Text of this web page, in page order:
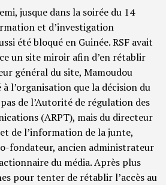
jusque dans la soirée du 14
et d’investigation
été bloqué en Guinée. RSF avait
un site miroir afin d’en rétablir
général du site, Mamoudou
l’organisation que la décision du
de l’Autorité de régulation des
(ARPT), mais du directeur
de l’information de la junte,
fondateur, ancien administrateur
du média. Après plus
pour tenter de rétablir l’accès au